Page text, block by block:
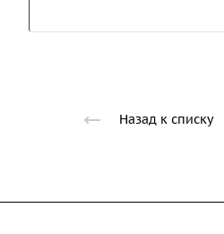
Назад к списку